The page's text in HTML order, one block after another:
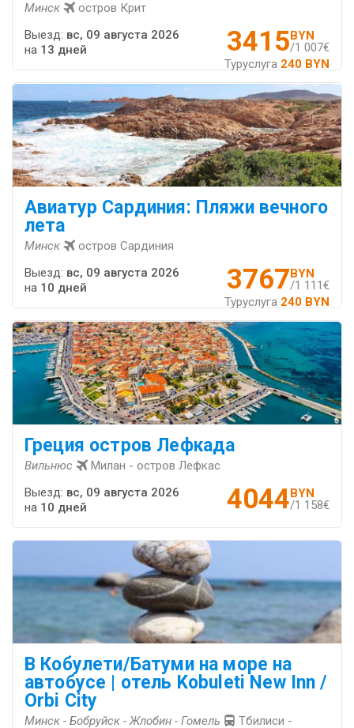
Минск остров Крит
3415BYN
/1 007€
Туруслуга 240 BYN
Выезд: вс, 09 августа 2026
на 13 дней
Авиатур Сардиния: Пляжи вечного
лета
Минск остров Сардиния
3767BYN
/1 111€
Туруслуга 240 BYN
Выезд: вс, 09 августа 2026
на 10 дней
Греция остров Лефкада
Вильнюс Милан - остров Лефкас
4044BYN
/1 158€
Выезд: вс, 09 августа 2026
на 10 дней
В Кобулети/Батуми на море на
автобусе | отель Kobuleti New Inn /
Orbi City
Минск - Бобруйск - Жлобин - Гомель Тбилиси -